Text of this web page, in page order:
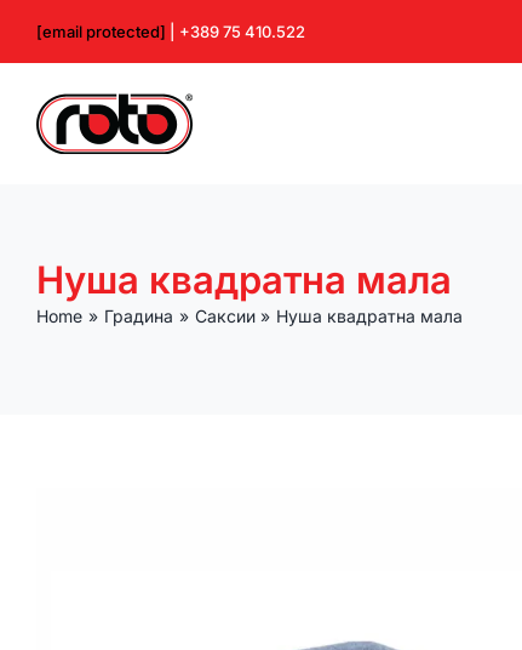
[email protected] | +389 75 410.522
Нуша квадратна мала
Home Градина Саксии Нуша квадратна мала